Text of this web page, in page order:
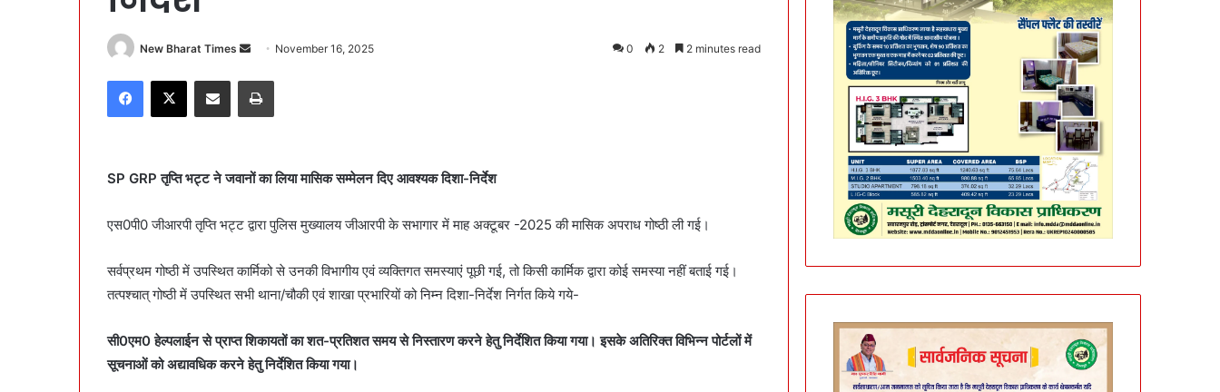
New Bharat Times
n
d
e
a
l
November 16, 2025 0 2 2 minutes read
SP GRP तृप्ति भट्ट ने जवानों का लिया मासिक सम्मेलन दिए आवश्यक दिशा-निर्देश
एस0पी0 जीआरपी तृप्ति भट्ट द्वारा पुलिस मुख्यालय जीआरपी के सभागार में माह अक्टूबर -2025 की मासिक अपराध गोष्ठी ली गई।
सर्वप्रथम गोष्ठी में उपस्थित कार्मिको से उनकी विभागीय एवं व्यक्तिगत समस्याएं पूछी गई, तो किसी कार्मिक द्वारा कोई समस्या नहीं बताई गई।
तत्पश्चात् गोष्ठी में उपस्थित सभी थाना/चौकी एवं शाखा प्रभारियों को निम्न दिशा-निर्देश निर्गत किये गये-
सी0एम0 हेल्पलाईन से प्राप्त शिकायतों का शत-प्रतिशत समय से निस्तारण करने हेतु निर्देशित किया गया। इसके अतिरिक्त विभिन्न पोर्टलों में
सूचनाओं को अद्यावधिक करने हेतु निर्देशित किया गया।